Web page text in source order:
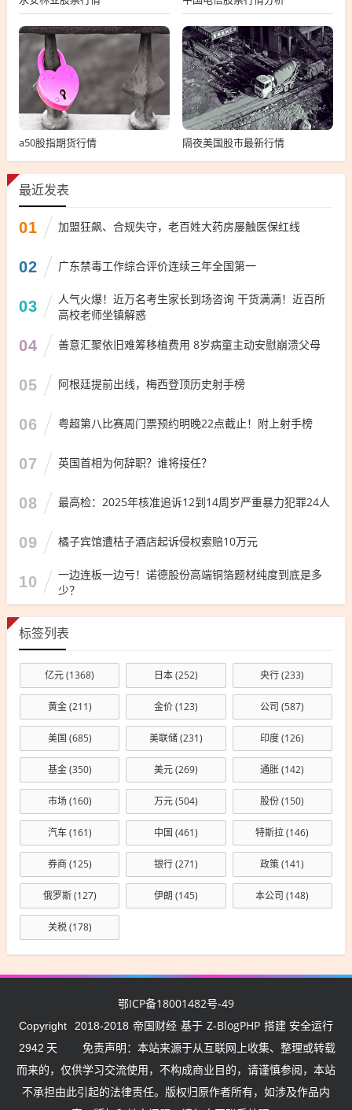
a50股指期货行情 隔夜美国股市最新行情
最近发表
01 加盟狂飙、合规失守，老百姓大药房屡触医保红线
02 广东禁毒工作综合评价连续三年全国第一
03
人气火爆！近万名考生家长到场咨询 干货满满！近百所
高校老师坐镇解惑
04 善意汇聚依旧难筹移植费用 8岁病童主动安慰崩溃父母
05 阿根廷提前出线，梅西登顶历史射手榜
06 粤超第八比赛周门票预约明晚22点截止！附上射手榜
07 英国首相为何辞职？谁将接任？
08 最高检：2025年核准追诉12到14周岁严重暴力犯罪24人
09 橘子宾馆遭桔子酒店起诉侵权索赔10万元
10
一边连板一边亏！诺德股份高端铜箔题材纯度到底是多
少？
标签列表
亿元(1368) 日本(252) 央行(233)
黄金(211) 金价(123) 公司 (587)
美国 (685) 美联储(231) 印度(126)
基金(350) 美元(269) 通胀(142)
市场(160) 万元(504) 股份(150)
汽车(161) 中国 (461) 特斯拉(146)
券商(125) 银行(271) 政策(141)
俄罗斯(127) 伊朗 (145) 本公司 (148)
关税(178)
鄂ICP备18001482号-49
Copyright 2018-2018 帝国财经 基于 Z-BlogPHP 搭建 安全运行
2942 天
免责声明：本站来源于从互联网上收集、整理或转载
而来的，仅供学习交流使用，不构成商业目的，请谨慎参阅，本站
不承担由此引起的法律责任。版权归原作者所有，如涉及作品内